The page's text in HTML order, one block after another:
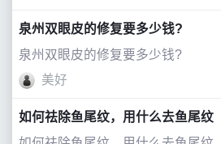
泉州双眼皮的修复要多少钱?
泉州双眼皮的修复要多少钱?
美好
如何祛除鱼尾纹，用什么去鱼尾纹